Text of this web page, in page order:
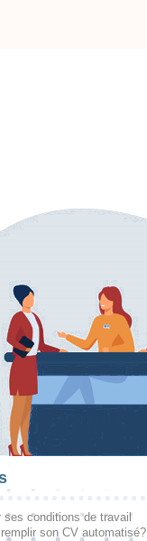
ses conditions de travail
son CV automatisé?